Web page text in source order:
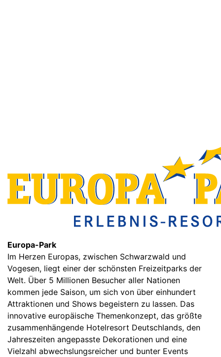
Europa-Park
Im Herzen Europas, zwischen Schwarzwald und
Vogesen, liegt einer der schönsten Freizeitparks der
Welt. Über 5 Millionen Besucher aller Nationen
kommen jede Saison, um sich von über einhundert
Attraktionen und Shows begeistern zu lassen. Das
innovative europäische Themenkonzept, das größte
zusammenhängende Hotelresort Deutschlands, den
Jahreszeiten angepasste Dekorationen und eine
Vielzahl abwechslungsreicher und bunter Events